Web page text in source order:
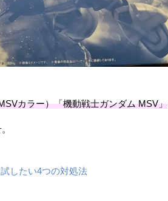
カラー）「機動戦士ガンダム MSV」
したい4つの対処法